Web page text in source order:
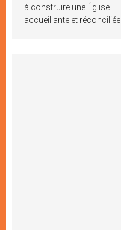
à construire une Église
accueillante et réconciliée